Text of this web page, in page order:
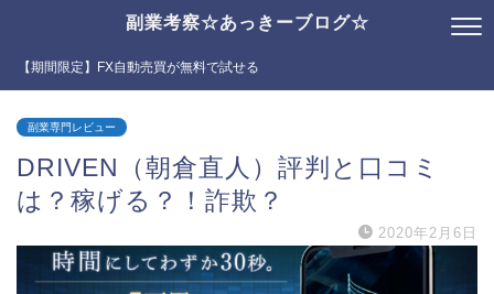
副業考察☆あっきーブログ☆
【期間限定】FX自動売買が無料で試せる
副業専門レビュー
DRIVEN（朝倉直人）評判と口コミ
は？稼げる？！詐欺？
2020年2月6日